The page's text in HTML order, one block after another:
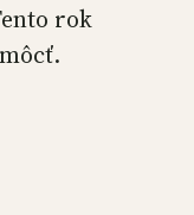
rok